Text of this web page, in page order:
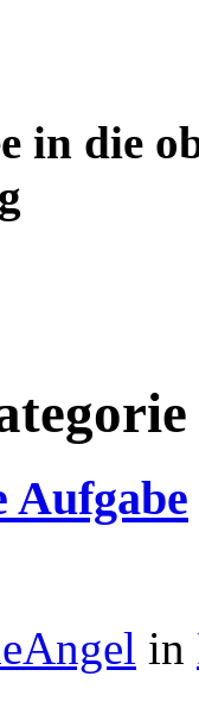
in die
Aufgabe
in